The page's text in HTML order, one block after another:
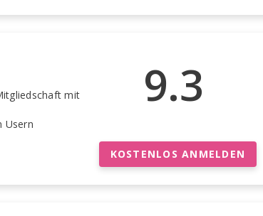
9.3
mit
Usern
KOSTENLOS ANMELDEN